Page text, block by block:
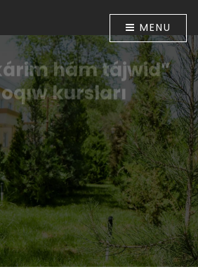
MENU
hám tájwid”
kursları